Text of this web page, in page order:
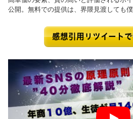
公開。無料での提供は、界隈見渡しても
感想引用リツイート